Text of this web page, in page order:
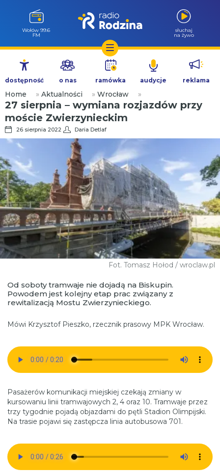
Przejdź
treści
Wołów 99.6
FM
słuchaj
na żywo
dostępność o nas ramówka audycje reklama
Home » Aktualności » Wrocław »
27 sierpnia – wymiana rozjazdów przy
moście Zwierzynieckim
26 sierpnia 2022 Daria Detlaf
Fot. Tomasz Hołod / wroclaw.pl
Od soboty tramwaje nie dojadą na Biskupin.
Powodem jest kolejny etap prac związany z
rewitalizacją Mostu Zwierzynieckiego.
Mówi Krzysztof Pieszko, rzecznik prasowy MPK Wrocław.
Pasażerów komunikacji miejskiej czekają zmiany w
kursowaniu linii tramwajowych 2, 4 oraz 10. Tramwaje przez
trzy tygodnie pojadą objazdami do pętli Stadion Olimpijski.
Na trasie pojawi się zastępcza linia autobusowa 701.